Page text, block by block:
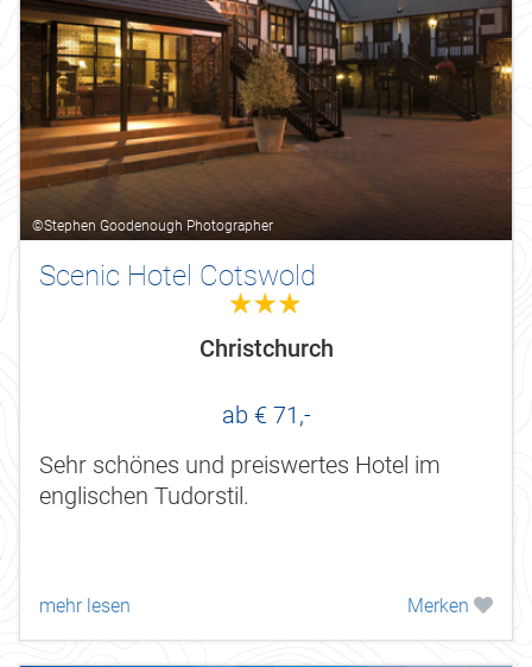
©Stephen Goodenough Photographer
Scenic Hotel Cotswold
3.0
Christchurch
ab € 71,-
Sehr schönes und preiswertes Hotel im
englischen Tudorstil.
mehr lesen Merken